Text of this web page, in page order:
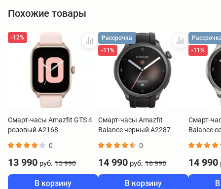
Похожие товары
-12%
Смарт-часы Amazfit GTS 4
розовый A2168
0
13 990 руб. 15 990
В корзину
Рассрочка
-11%
Смарт-часы Amazfit
Balance черный A2287
0
14 990 руб. 16 990
В корзину
-11%
Смарт-
Balance
14 990